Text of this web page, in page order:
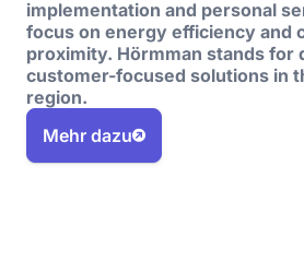
implementation and personal
focus on energy efficiency and
proximity. Hörmman stands for
customer-focused solutions in
region.
Mehr dazu